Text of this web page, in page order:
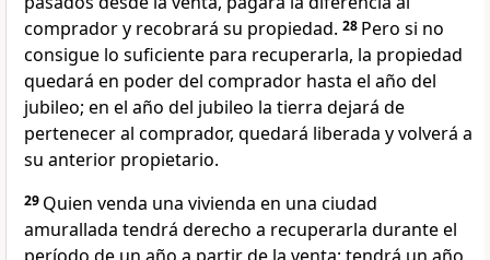
comprador y recobrará su propiedad. 28 Pero si no
consigue lo suficiente para recuperarla, la propiedad
quedará en poder del comprador hasta el año del
jubileo; en el año del jubileo la tierra dejará de
pertenecer al comprador, quedará liberada y volverá a
su anterior propietario.
29 Quien venda una vivienda en una ciudad
amurallada tendrá derecho a recuperarla durante el